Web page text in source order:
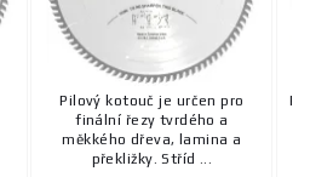
Pilový kotouč je určen pro
finální řezy tvrdého a
měkkého dřeva, lamina a
překližky. Stříd ...